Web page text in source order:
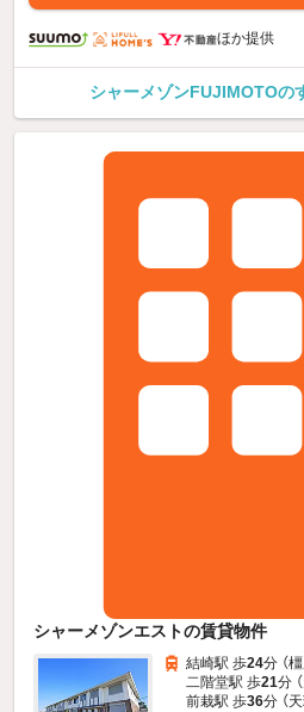
ほか提供
シャーメゾンFUJIMOTOの
シャーメゾンエストの賃貸物件
結崎駅 歩24分 （
二階堂駅 歩21分
前栽駅 歩36分 （